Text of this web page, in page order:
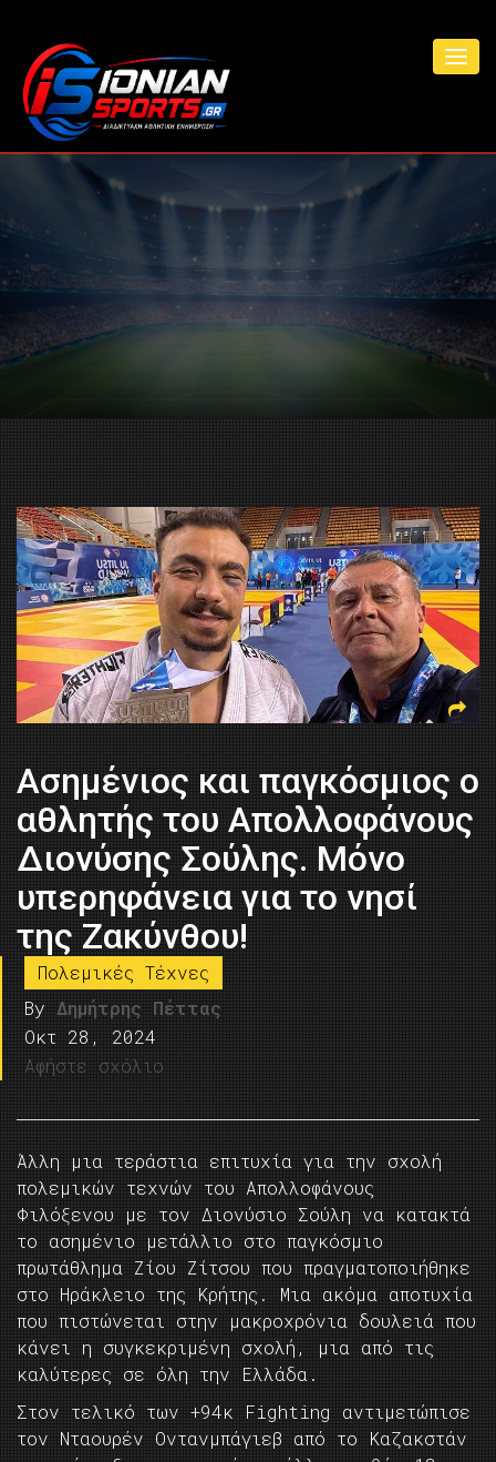
Aσημένιος και παγκόσμιος ο
αθλητής του Απολλοφάνους
Διονύσης Σούλης. Μόνο
υπερηφάνεια για το νησί
της Ζακύνθου!
Πολεμικές Τέχνες
By Δημήτρης Πέττας
Οκτ 28, 2024
Αφήστε σχόλιο
Άλλη μια τεράστια επιτυχία για την σχολή
πολεμικών τεχνών του Απολλοφάνους
Φιλόξενου με τον Διονύσιο Σούλη να κατακτά
το ασημένιο μετάλλιο στο παγκόσμιο
πρωτάθλημα Ζίου Ζίτσου που πραγματοποιήθηκε
στο Ηράκλειο της Κρήτης. Μια ακόμα αποτυχία
που πιστώνεται στην μακροχρόνια δουλειά που
κάνει η συγκεκριμένη σχολή, μια από τις
καλύτερες σε όλη την Ελλάδα.
Στον τελικό των +94κ Fighting αντιμετώπισε
τον Νταουρέν Οντανμπάγιεβ από το Καζακστάν